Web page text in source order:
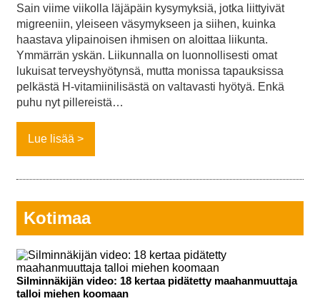
Sain viime viikolla läjäpäin kysymyksiä, jotka liittyivät
migreeniin, yleiseen väsymykseen ja siihen, kuinka
haastava ylipainoisen ihmisen on aloittaa liikunta.
Ymmärrän yskän. Liikunnalla on luonnollisesti omat
lukuisat terveyshyötynsä, mutta monissa tapauksissa
pelkästä H-vitamiinilisästä on valtavasti hyötyä. Enkä
puhu nyt pillereistä…
Lue lisää
Kotimaa
Silminnäkijän video: 18 kertaa pidätetty maahanmuuttaja
talloi miehen koomaan